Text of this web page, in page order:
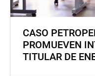
CASO
PROMUEVEN
TITULAR DE